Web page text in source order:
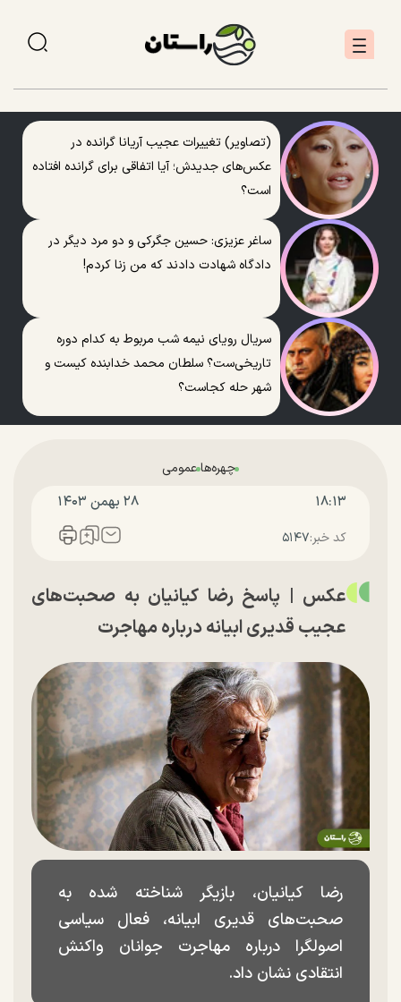
(تصاویر) تغییرات عجیب آریانا گرانده در
عکس‌های جدیدش؛ آیا اتفاقی برای گرانده افتاده
است؟
ساغر عزیزی: حسین جگرکی و دو مرد دیگر در
دادگاه شهادت دادند که من زنا کردم!
سریال رویای نیمه شب مربوط به کدام دوره
تاریخی‌ست؟ سلطان محمد خدابنده کیست و
شهر حله کجاست؟
چهره‌هاعمومی
۱۸:۱۳ ۲۸ بهمن ۱۴۰۳
کد خبر:۵۱۴۷
عکس | پاسخ رضا کیانیان به صحبت‌های
عجیب قدیری ابیانه درباره مهاجرت
رضا کیانیان، بازیگر شناخته شده به
صحبت‌های قدیری ابیانه، فعال سیاسی
اصولگرا درباره مهاجرت جوانان واکنش
انتقادی نشان داد.